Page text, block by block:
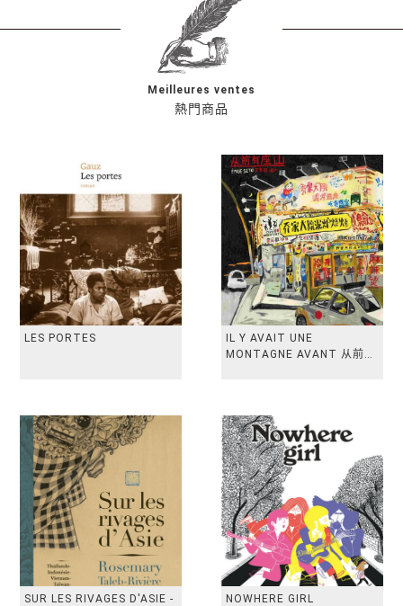
熱門商品
Meilleures ventes
LES PORTES
IL Y AVAIT UNE
MONTAGNE AVANT 从前有
SUR LES RIVAGES D'ASIE -
NOWHERE GIRL